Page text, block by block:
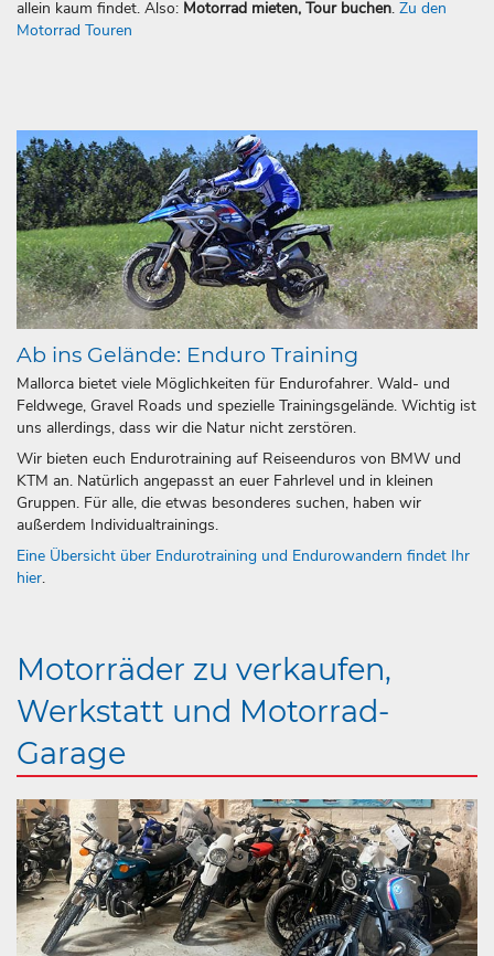
allein kaum findet. Also: Motorrad mieten, Tour buchen. Zu den
Motorrad Touren
Ab ins Gelände: Enduro Training
Mallorca bietet viele Möglichkeiten für Endurofahrer. Wald- und
Feldwege, Gravel Roads und spezielle Trainingsgelände. Wichtig ist
uns allerdings, dass wir die Natur nicht zerstören.
Wir bieten euch Endurotraining auf Reiseenduros von BMW und
KTM an. Natürlich angepasst an euer Fahrlevel und in kleinen
Gruppen. Für alle, die etwas besonderes suchen, haben wir
außerdem Individualtrainings.
Eine Übersicht über Endurotraining und Endurowandern findet Ihr
hier.
Motorräder zu verkaufen,
Werkstatt und Motorrad-
Garage